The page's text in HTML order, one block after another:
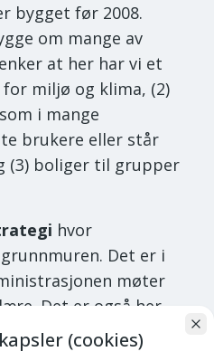
bygget før 2008.
om mange av
at her har vi et
for miljø og klima, (2)
i mange
brukere eller står
(3) boliger til grupper
hvor
Det er i
møter
Det er også her
utfordringer du
det videre. Akkurat
(cookies)